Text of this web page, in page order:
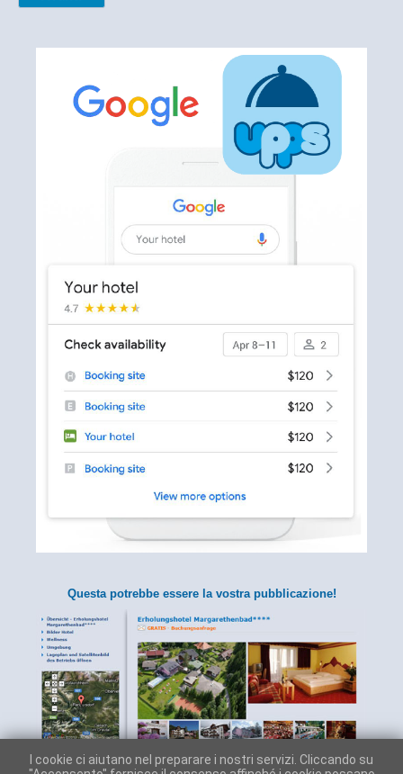
Questa potrebbe essere la vostra pubblicazione!
I cookie ci aiutano nel preparare i nostri servizi. Cliccando su